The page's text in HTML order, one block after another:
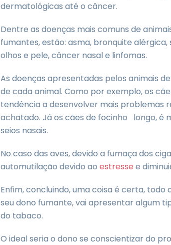
dermatológicas até o câncer.
Dentre as doenças mais comuns de
fumantes, estão: asma, bronquite alérgica,
olhos e pele, câncer nasal e linfomas.
As doenças apresentadas pelos animais
de cada animal. Como por exemplo, os
tendência a desenvolver mais problemas
achatado. Já os cães de focinho longo, é
seios nasais.
No caso das aves, devido a fumaça dos
automutilação devido ao estresse e
Enfim, concluindo, uma coisa é certa,
seu dono fumante, vai apresentar algum
do tabaco.
O ideal seria o dono se conscientizar do